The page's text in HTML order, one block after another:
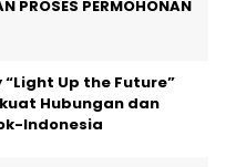
PROSES PERMOHONAN
Up the Future”
Hubungan dan
Indonesia